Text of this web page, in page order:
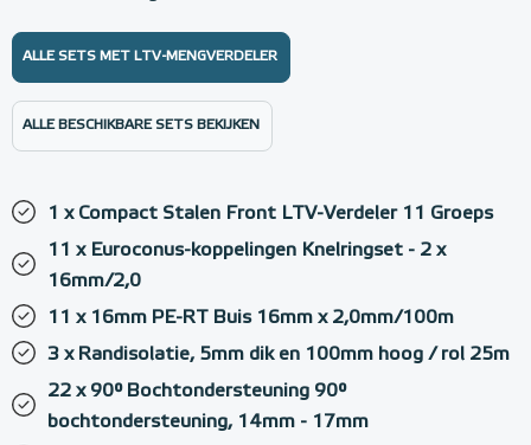
ALLE SETS MET LTV-MENGVERDELER
ALLE BESCHIKBARE SETS BEKIJKEN
1 x Compact Stalen Front LTV-Verdeler 11 Groeps
11 x Euroconus-koppelingen Knelringset - 2 x
16mm/2,0
11 x 16mm PE-RT Buis 16mm x 2,0mm/100m
3 x Randisolatie, 5mm dik en 100mm hoog / rol 25m
22 x 90° Bochtondersteuning 90°
bochtondersteuning, 14mm - 17mm